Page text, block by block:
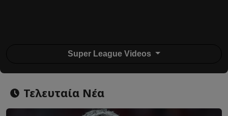
Super League Videos
Τελευταία Νέα